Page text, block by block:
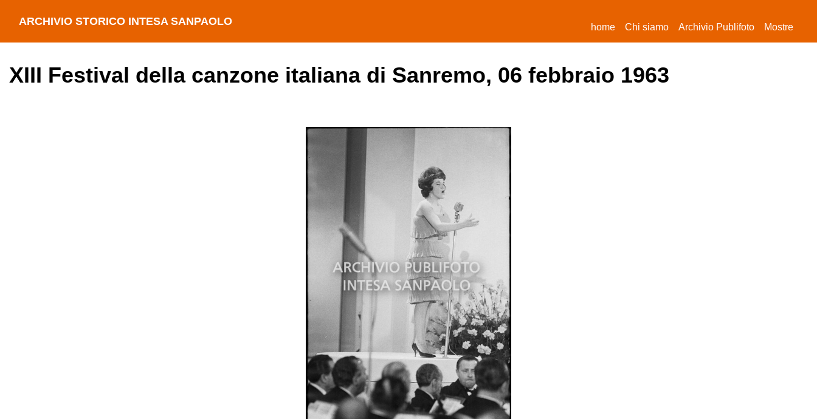
ARCHIVIO STORICO INTESA SANPAOLO home(current)
Chi siamo Archivio Publifoto Mostre
XIII Festival della canzone italiana di Sanremo, 06 febbraio 1963